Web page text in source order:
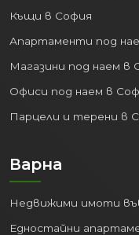
Къщи в София
Апартаменти под
Магазини под наем в
Офиси под наем в
Парцели и терени в
Варна
Недвижими имоти
Едностайни